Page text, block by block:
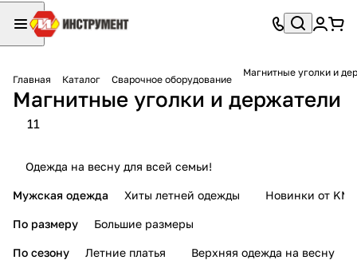
Главная Каталог Сварочное оборудование
Магнитные уголки и
Магнитные уголки и держатели
11
Одежда на весну для всей семьи!
Мужская одежда Хиты летней одежды Новинки от KMI
По размеру Большие размеры
По сезону Летние платья Верхняя одежда на весну